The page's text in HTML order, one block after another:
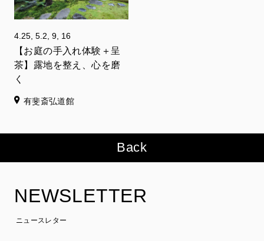
4.25, 5.2, 9, 16
【お庭の手入れ体験＋呈
茶】露地を整え、心を磨
く
有斐斎弘道館
Back
NEWSLETTER
ニュースレター